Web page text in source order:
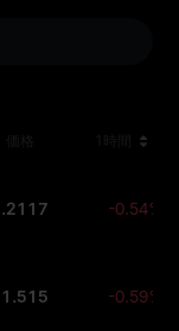
価格 1時間
-0.54%
-0.59%